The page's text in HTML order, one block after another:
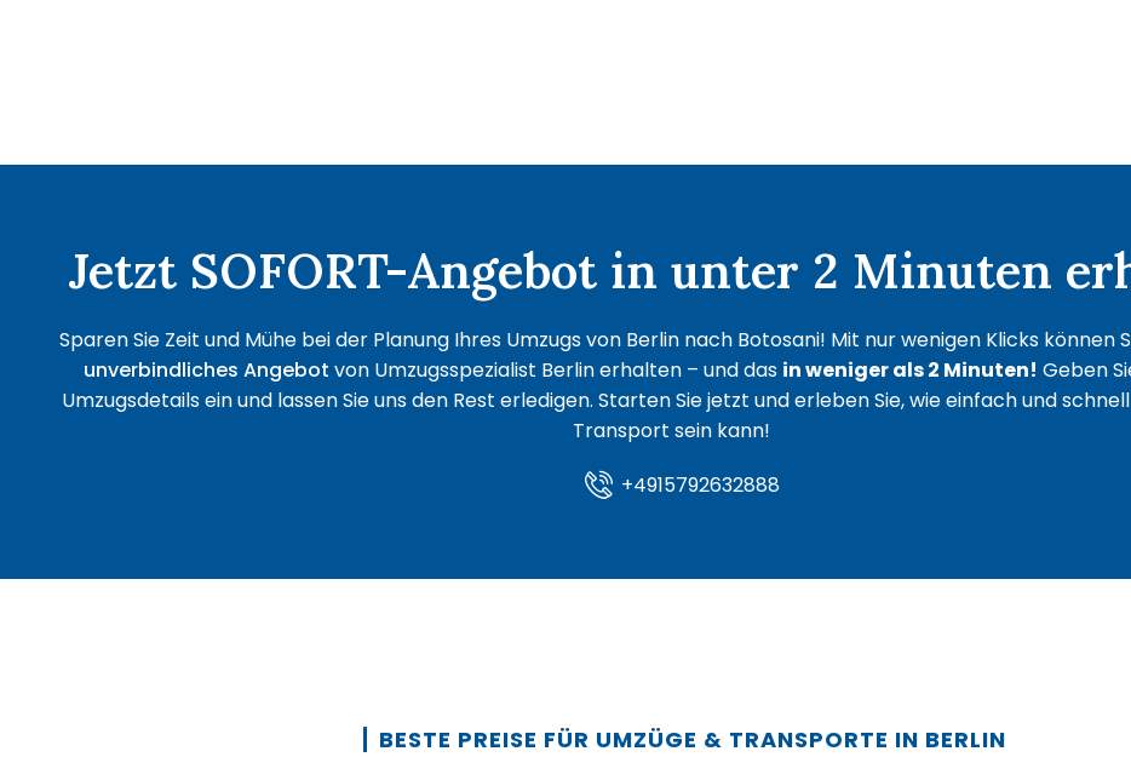
Jetzt SOFORT-Angebot in unter 2 Minuten
Sparen Sie Zeit und Mühe bei der Planung Ihres Umzugs von Berlin nach Botosani! Mit nur wenigen Klicks können
unverbindliches Angebot von Umzugsspezialist Berlin erhalten – und das in weniger als 2 Minuten! Geben
Umzugsdetails ein und lassen Sie uns den Rest erledigen. Starten Sie jetzt und erleben Sie, wie einfach und
Transport sein kann!
+4915792632888
BESTE PREISE FÜR UMZÜGE & TRANSPORTE IN BERLIN